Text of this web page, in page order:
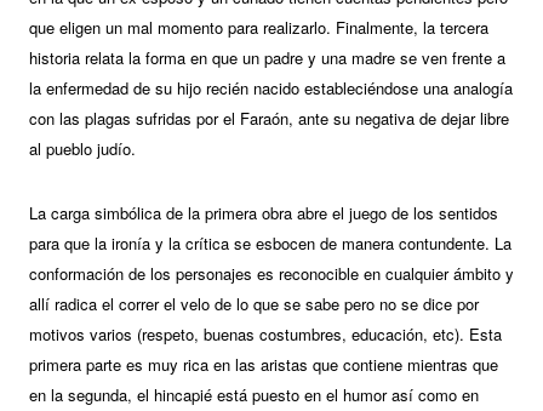
que eligen un mal momento para realizarlo. Finalmente, la tercera
historia relata la forma en que un padre y una madre se ven frente a
la enfermedad de su hijo recién nacido estableciéndose una analogía
con las plagas sufridas por el Faraón, ante su negativa de dejar libre
al pueblo judío.
La carga simbólica de la primera obra abre el juego de los sentidos
para que la ironía y la crítica se esbocen de manera contundente. La
conformación de los personajes es reconocible en cualquier ámbito y
allí radica el correr el velo de lo que se sabe pero no se dice por
motivos varios (respeto, buenas costumbres, educación, etc). Esta
primera parte es muy rica en las aristas que contiene mientras que
en la segunda, el hincapié está puesto en el humor así como en